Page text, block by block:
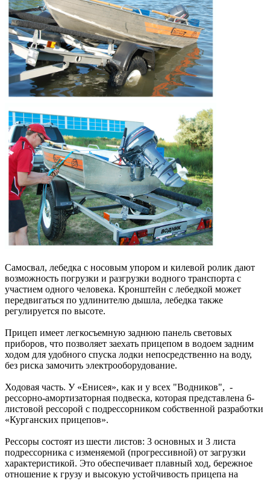
Самосвал, лебедка с носовым упором и килевой ролик дают
возможность погрузки и разгрузки водного транспорта с
участием одного человека. Кронштейн с лебедкой может
передвигаться по удлинителю дышла, лебедка также
регулируется по высоте.
Прицеп имеет легкосъемную заднюю панель световых
приборов, что позволяет заехать прицепом в водоем задним
ходом для удобного спуска лодки непосредственно на воду,
без риска замочить электрооборудование.
Ходовая часть. У «Енисея», как и у всех "Водников", -
рессорно-амортизаторная подвеска, которая представлена 6-
листовой рессорой с подрессорником собственной разработки
«Курганских прицепов».
Рессоры состоят из шести листов: 3 основных и 3 листа
подрессорника с изменяемой (прогрессивной) от загрузки
характеристикой. Это обеспечивает плавный ход, бережное
отношение к грузу и высокую устойчивость прицепа на